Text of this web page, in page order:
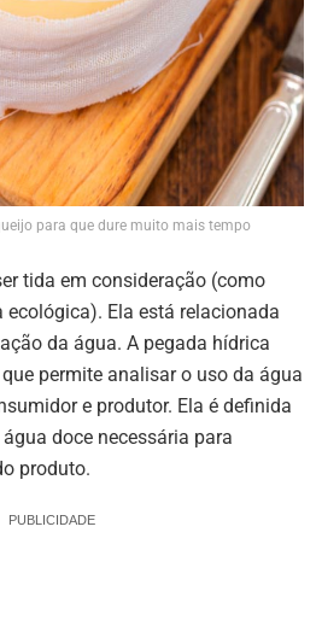
para que dure muito mais tempo
tida em consideração (como
ecológica). Ela está relacionada
da água. A pegada hídrica
permite analisar o uso da água
e produtor. Ela é definida
doce necessária para
produto.
PUBLICIDADE